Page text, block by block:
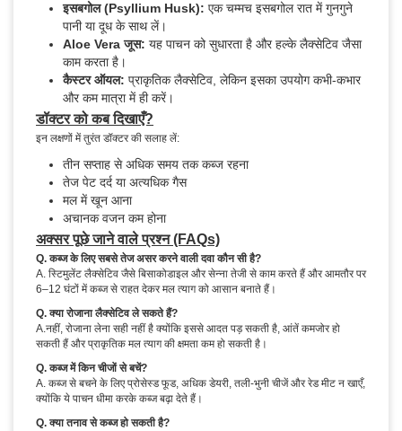
इसबगोल (Psyllium Husk): एक चम्मच इसबगोल रात में गुनगुने
पानी या दूध के साथ लें।
Aloe Vera जूस: यह पाचन को सुधारता है और हल्के लैक्सेटिव जैसा
काम करता है।
कैस्टर ऑयल: प्राकृतिक लैक्सेटिव, लेकिन इसका उपयोग कभी-कभार
और कम मात्रा में ही करें।
डॉक्टर को कब दिखाएँ?
इन लक्षणों में तुरंत डॉक्टर की सलाह लें:
तीन सप्ताह से अधिक समय तक कब्ज रहना
तेज पेट दर्द या अत्यधिक गैस
मल में खून आना
अचानक वजन कम होना
अक्सर पूछे जाने वाले प्रश्न (FAQs)
Q. कब्ज के लिए सबसे तेज असर करने वाली दवा कौन सी है?
A. स्टिमुलेंट लैक्सेटिव जैसे बिसाकोडाइल और सेन्ना तेजी से काम करते हैं और आमतौर पर
6–12 घंटों में कब्ज से राहत देकर मल त्याग को आसान बनाते हैं।
Q. क्या रोजाना लैक्सेटिव ले सकते हैं?
A.नहीं, रोजाना लेना सही नहीं है क्योंकि इससे आदत पड़ सकती है, आंतें कमजोर हो
सकती हैं और प्राकृतिक मल त्याग की क्षमता कम हो सकती है।
Q. कब्ज में किन चीजों से बचें?
A. कब्ज से बचने के लिए प्रोसेस्ड फूड, अधिक डेयरी, तली-भुनी चीजें और रेड मीट न खाएँ,
क्योंकि ये पाचन धीमा करके कब्ज बढ़ा देते हैं।
Q. क्या तनाव से कब्ज हो सकती है?